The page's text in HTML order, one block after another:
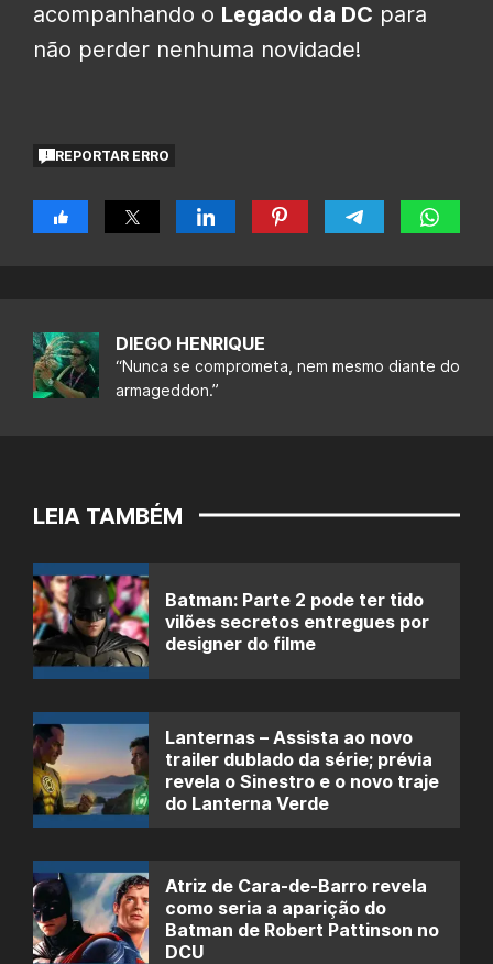
acompanhando o Legado da DC para
não perder nenhuma novidade!
REPORTAR ERRO
DIEGO HENRIQUE
“Nunca se comprometa, nem mesmo diante do
armageddon.”
LEIA TAMBÉM
Batman: Parte 2 pode ter tido
vilões secretos entregues por
designer do filme
Lanternas – Assista ao novo
trailer dublado da série; prévia
revela o Sinestro e o novo traje
do Lanterna Verde
Atriz de Cara-de-Barro revela
como seria a aparição do
Batman de Robert Pattinson no
DCU